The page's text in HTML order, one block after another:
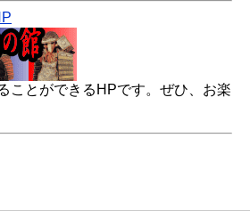
ことができるHPです。ぜひ、お楽